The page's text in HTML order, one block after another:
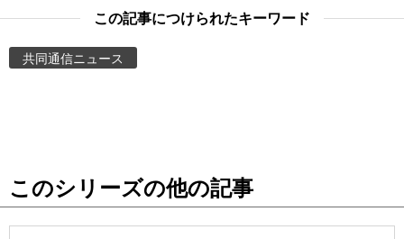
People
この記事につけられたキーワード
共同通信ニュース
このシリーズの他の記事